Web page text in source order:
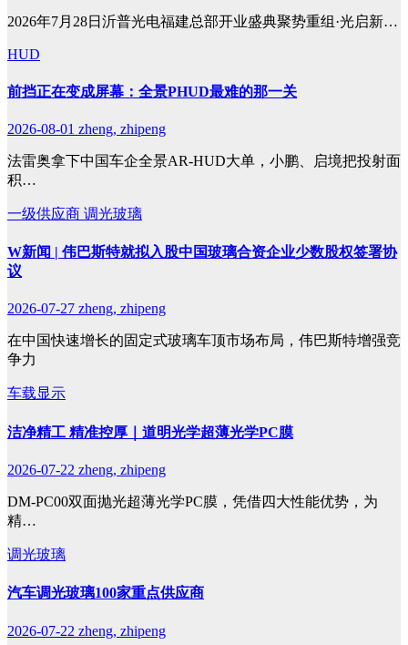
2026年7月28日沂普光电福建总部开业盛典聚势重组·光启新…
HUD
前挡正在变成屏幕：全景PHUD最难的那一关
2026-08-01 zheng, zhipeng
法雷奥拿下中国车企全景AR-HUD大单，小鹏、启境把投射面
积…
一级供应商 调光玻璃
W新闻 | 伟巴斯特就拟入股中国玻璃合资企业少数股权签署协
议
2026-07-27 zheng, zhipeng
在中国快速增长的固定式玻璃车顶市场布局，伟巴斯特增强竞
争力
车载显示
洁净精工 精准控厚｜道明光学超薄光学PC膜
2026-07-22 zheng, zhipeng
DM-PC00双面抛光超薄光学PC膜，凭借四大性能优势，为
精…
调光玻璃
汽车调光玻璃100家重点供应商
2026-07-22 zheng, zhipeng